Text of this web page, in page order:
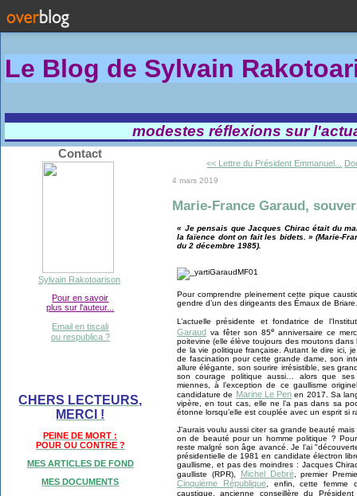
Le Blog de Sylvain Rakotoa
modestes réflexions sur
Contact
Sylvain Rakotoarison
Pour en savoir
plus sur l'auteur...
Email en tiscali
ou respublica ?
CHERS LECTEURS,
MERCI !
PEINE DE MORT :
POUR OU CONTRE ?
MES ARTICLES DE FOND
MES DOCUMENTS
<< Lettre du Président Emmanuel...
4 mars 2019
Marie-France Garaud,
« Je pensais que Jacques Chirac était du
la faïence dont on fait les bidets. » (Marie-
du 2 décembre 1985).
Pour comprendre pleinement cette pique
gendre d’un des dirigeants des Émaux de
L’actuelle présidente et fondatrice de
Garaud va fêter son 85e anniversaire ce
poitevine (elle élève toujours des moutons
de la vie politique française. Autant le dire ici,
de fascination pour cette grande dame, son
allure élégante, son sourire irrésistible, ses
son courage politique aussi… alors que
miennes, à l’exception de ce gaullisme
candidature de Marine Le Pen en 2017. Sa
vipère, en tout cas, elle ne l’a pas dans sa
étonne lorsqu’elle est couplée avec un esprit si
J’aurais voulu aussi citer sa grande beauté
on de beauté pour un homme politique ?
reste malgré son âge avancé. Je l’ai
présidentielle de 1981 en candidate électron
gaullisme, et pas des moindres : Jacques
gaulliste (RPR),
Michel Debré, premier
Cinquième République, enfin, cette femme
caustique, ancienne conseillère du